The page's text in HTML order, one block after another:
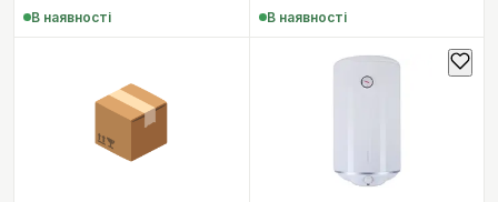
В наявності В наявності
📦